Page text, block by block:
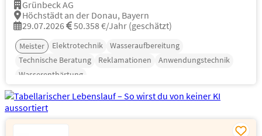
Grünbeck AG
Höchstädt an der Donau, Bayern
29.07.2026
50.358 €/Jahr (geschätzt)
Meister Elektrotechnik
Wasseraufbereitung
Technische Beratung
Reklamationen
Anwendungstechnik
Wasserenthärtung